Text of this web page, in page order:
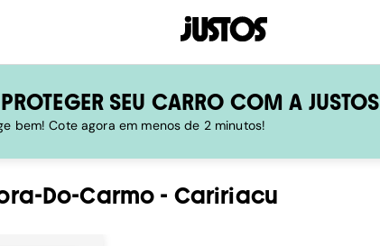
SEU CARRO COM A JUSTOS
bem! Cote agora em menos de 2 minutos!
Do-Carmo - Caririacu